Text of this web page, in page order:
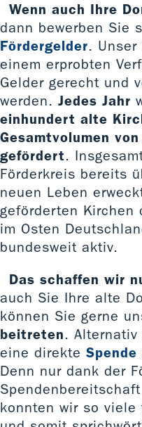
Wenn auch Ihre
dann bewerben Sie
Fördergelder. Unser
einem erprobten
Gelder gerecht und
werden. Jedes Jahr
einhundert alte
Gesamtvolumen
gefördert.
Förderkreis bereits
neuen Leben
geförderten Kirchen
im Osten
bundesweit aktiv.
Das schaffen wir
auch Sie Ihre alte
können Sie gerne
beitreten.
eine direkte Spende
Denn nur dank der
konnten wir so viele